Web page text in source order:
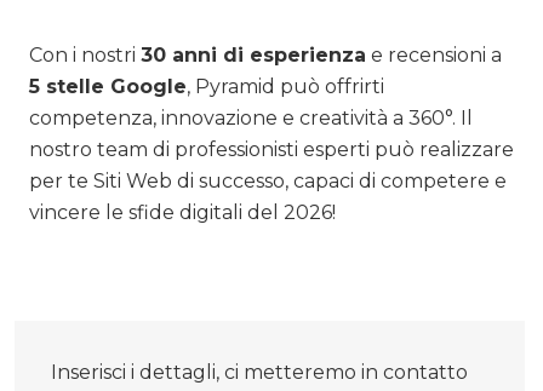
Con i nostri 30 anni di esperienza e recensioni a
5 stelle Google, Pyramid può offrirti
competenza, innovazione e creatività a 360°. Il
nostro team di professionisti esperti può realizzare
per te Siti Web di successo, capaci di competere e
vincere le sfide digitali del 2026!
Inserisci i dettagli, ci metteremo in contatto